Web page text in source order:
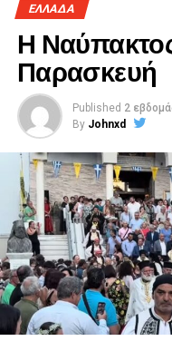
ΕΛΛΑΔΑ
Η
Παρασκευή
Published 2
By Johnxd